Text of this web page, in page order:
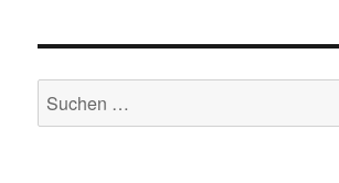
Suchen
nach: